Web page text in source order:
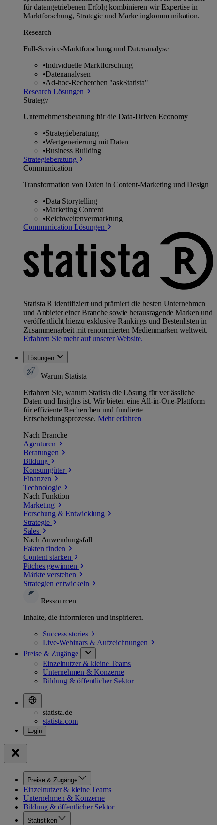
für datengetriebenen Erfolg kombinieren wir Expertise in
Marktforschung, Strategie und Marketingkommunikation.
Research
Full-Service-Marktforschung und Datenanalyse
•Individuelle Marktforschung
•Datenanalysen
•Ad-hoc-Recherchen "askStatista"
Research Lösungen
Strategy
Unternehmens­beratung für die Data-Driven Economy
•Strategieberatung
•Wertgenerierung mit Daten
•Business Building
Strategieberatung
Communication
Transformation von Daten in Content-Marketing und Design
•Data Storytelling
•Marketing Content
•Reichweitenvermarktung
Communication Lösungen
Statista R identifiziert und prämiert die besten Unternehmen
und Anbieter einer Branche sowie herausragende Marken und
veröffentlicht hierzu exklusive Rankings und Bestenlisten in
Zusammenarbeit mit renommierten Medienmarken weltweit.
Erfahren Sie mehr auf unserer Website.
Lösungen
Warum Statista
Erfahren Sie, warum Statista die Lösung für verlässliche
Daten und Insights ist. Wir bieten eine All-in-One-Plattform
für effiziente Recherchen und fundierte
Entscheidungsprozesse. Mehr erfahren
Nach Branche
Agenturen
Beratungen
Bildung
Konsumgüter
Finanzen
Technologie
Nach Funktion
Marketing
Forschung & Entwicklung
Strategie
Sales
Nach Anwendungsfall
Fakten finden
Content stärken
Pitches gewinnen
Märkte verstehen
Strategien entwickeln
Ressourcen
Inhalte, die informieren und inspirieren.
Success stories
Live-Webinars & Aufzeichnungen
Preise & Zugänge
Einzelnutzer & kleine Teams
Unternehmen & Konzerne
Bildung & öffentlicher Sektor
statista.de
statista.com
Preise & Zugänge
Einzelnutzer & kleine Teams
Unternehmen & Konzerne
Bildung & öffentlicher Sektor
Statistiken